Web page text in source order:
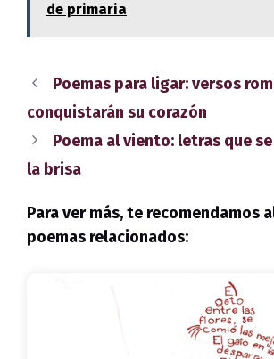
de primaria
Poemas para ligar: versos
conquistarán su corazón
Poema al viento: letras que
la brisa
Para ver más, te recomendamos
poemas relacionados: